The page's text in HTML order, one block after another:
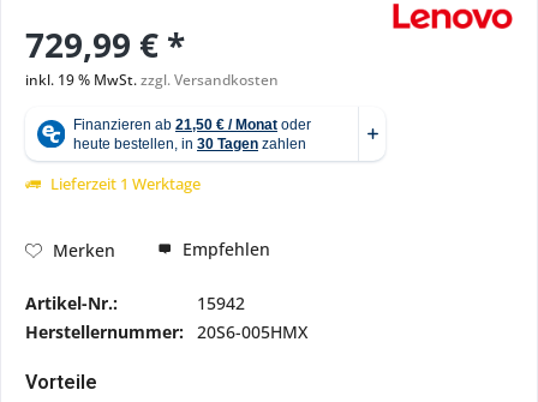
729,99 € *
inkl. 19 % MwSt.zzgl. Versandkosten
Lieferzeit 1 Werktage
Merken Empfehlen
Artikel-Nr.:
15942
Herstellernummer: 20S6-005HMX
Vorteile